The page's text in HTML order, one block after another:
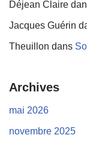
Déjean Claire
Jacques Guérin
Theuillon dans
Archives
mai 2026
novembre 2025